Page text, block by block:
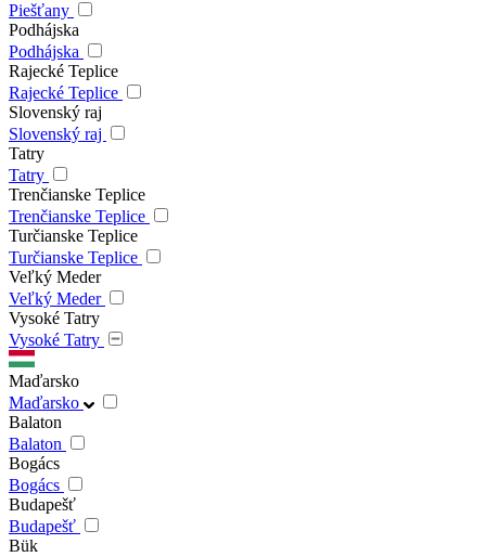
Piešťany
Podhájska
Podhájska
Rajecké Teplice
Rajecké Teplice
Slovenský raj
Slovenský raj
Tatry
Tatry
Trenčianske Teplice
Trenčianske Teplice
Turčianske Teplice
Turčianske Teplice
Veľký Meder
Veľký Meder
Vysoké Tatry
Vysoké Tatry
Maďarsko
Maďarsko
Balaton
Balaton
Bogács
Bogács
Budapešť
Budapešť
Bük